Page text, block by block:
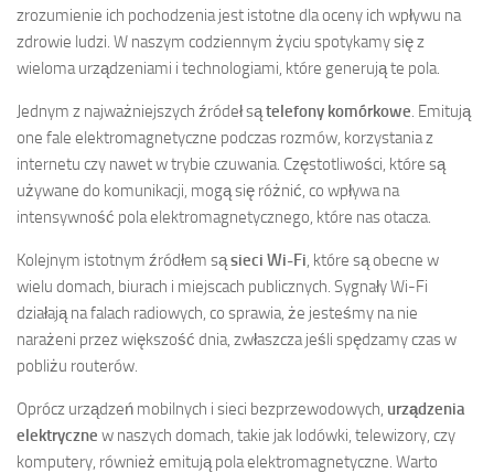
zrozumienie ich pochodzenia jest istotne dla oceny ich wpływu na
zdrowie ludzi. W naszym codziennym życiu spotykamy się z
wieloma urządzeniami i technologiami, które generują te pola.
Jednym z najważniejszych źródeł sątelefony komórkowe. Emitują
one fale elektromagnetyczne podczas rozmów, korzystania z
internetu czy nawet w trybie czuwania. Częstotliwości, które są
używane do komunikacji, mogą się różnić, co wpływa na
intensywność pola elektromagnetycznego, które nas otacza.
Kolejnym istotnym źródłem sąsieci Wi-Fi, które są obecne w
wielu domach, biurach i miejscach publicznych. Sygnały Wi-Fi
działają na falach radiowych, co sprawia, że jesteśmy na nie
narażeni przez większość dnia, zwłaszcza jeśli spędzamy czas w
pobliżu routerów.
Oprócz urządzeń mobilnych i sieci bezprzewodowych, urządzenia
elektryczne w naszych domach, takie jak lodówki, telewizory, czy
komputery, również emitują pola elektromagnetyczne. Warto